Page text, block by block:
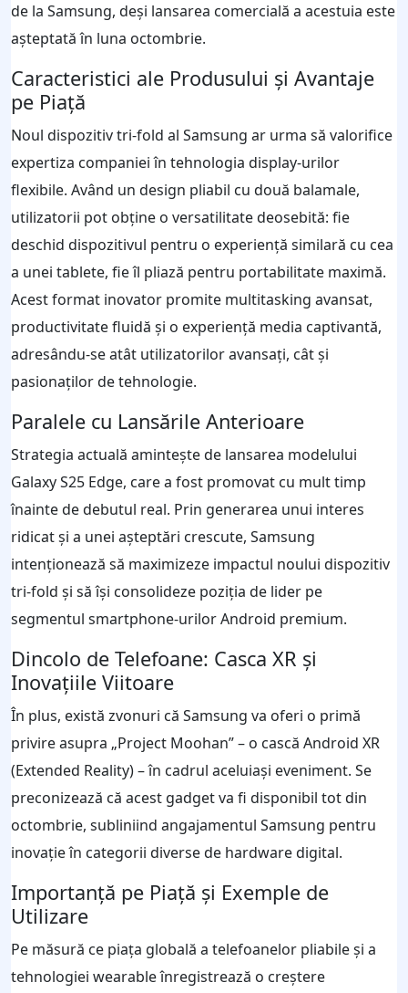
de la Samsung, deși lansarea comercială a acestuia este
așteptată în luna octombrie.
Caracteristici ale Produsului și Avantaje
pe Piață
Noul dispozitiv tri-fold al Samsung ar urma să valorifice
expertiza companiei în tehnologia display-urilor
flexibile. Având un design pliabil cu două balamale,
utilizatorii pot obține o versatilitate deosebită: fie
deschid dispozitivul pentru o experiență similară cu cea
a unei tablete, fie îl pliază pentru portabilitate maximă.
Acest format inovator promite multitasking avansat,
productivitate fluidă și o experiență media captivantă,
adresându-se atât utilizatorilor avansați, cât și
pasionaților de tehnologie.
Paralele cu Lansările Anterioare
Strategia actuală amintește de lansarea modelului
Galaxy S25 Edge, care a fost promovat cu mult timp
înainte de debutul real. Prin generarea unui interes
ridicat și a unei așteptări crescute, Samsung
intenționează să maximizeze impactul noului dispozitiv
tri-fold și să își consolideze poziția de lider pe
segmentul smartphone-urilor Android premium.
Dincolo de Telefoane: Casca XR și
Inovațiile Viitoare
În plus, există zvonuri că Samsung va oferi o primă
privire asupra „Project Moohan” – o cască Android XR
(Extended Reality) – în cadrul aceluiași eveniment. Se
preconizează că acest gadget va fi disponibil tot din
octombrie, subliniind angajamentul Samsung pentru
inovație în categorii diverse de hardware digital.
Importanță pe Piață și Exemple de
Utilizare
Pe măsură ce piața globală a telefoanelor pliabile și a
tehnologiei wearable înregistrează o creștere